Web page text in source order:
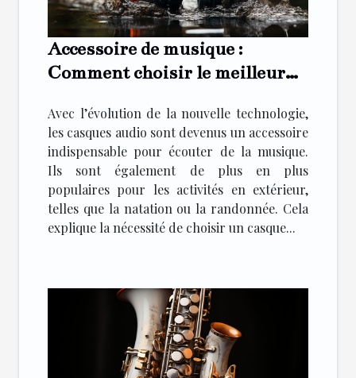
Accessoire de musique :
Comment choisir le meilleur
Avec l’évolution de la nouvelle technologie,
les casques audio sont devenus un accessoire
indispensable pour écouter de la musique.
Ils sont également de plus en plus
populaires pour les activités en extérieur,
telles que la natation ou la randonnée. Cela
explique la nécessité de choisir un casque...